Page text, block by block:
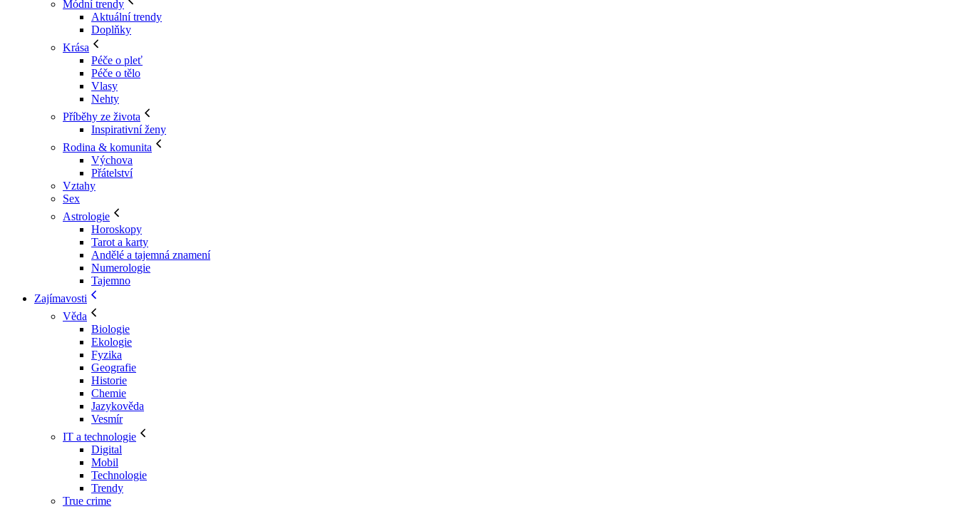
Módní trendy
Aktuální trendy
Doplňky
Krása
Péče o pleť
Péče o tělo
Vlasy
Nehty
Příběhy ze života
Inspirativní ženy
Rodina & komunita
Výchova
Přátelství
Vztahy
Sex
Astrologie
Horoskopy
Tarot a karty
Andělé a tajemná znamení
Numerologie
Tajemno
Zajímavosti
Věda
Biologie
Ekologie
Fyzika
Geografie
Historie
Chemie
Jazykověda
Vesmír
IT a technologie
Digital
Mobil
Technologie
Trendy
True crime